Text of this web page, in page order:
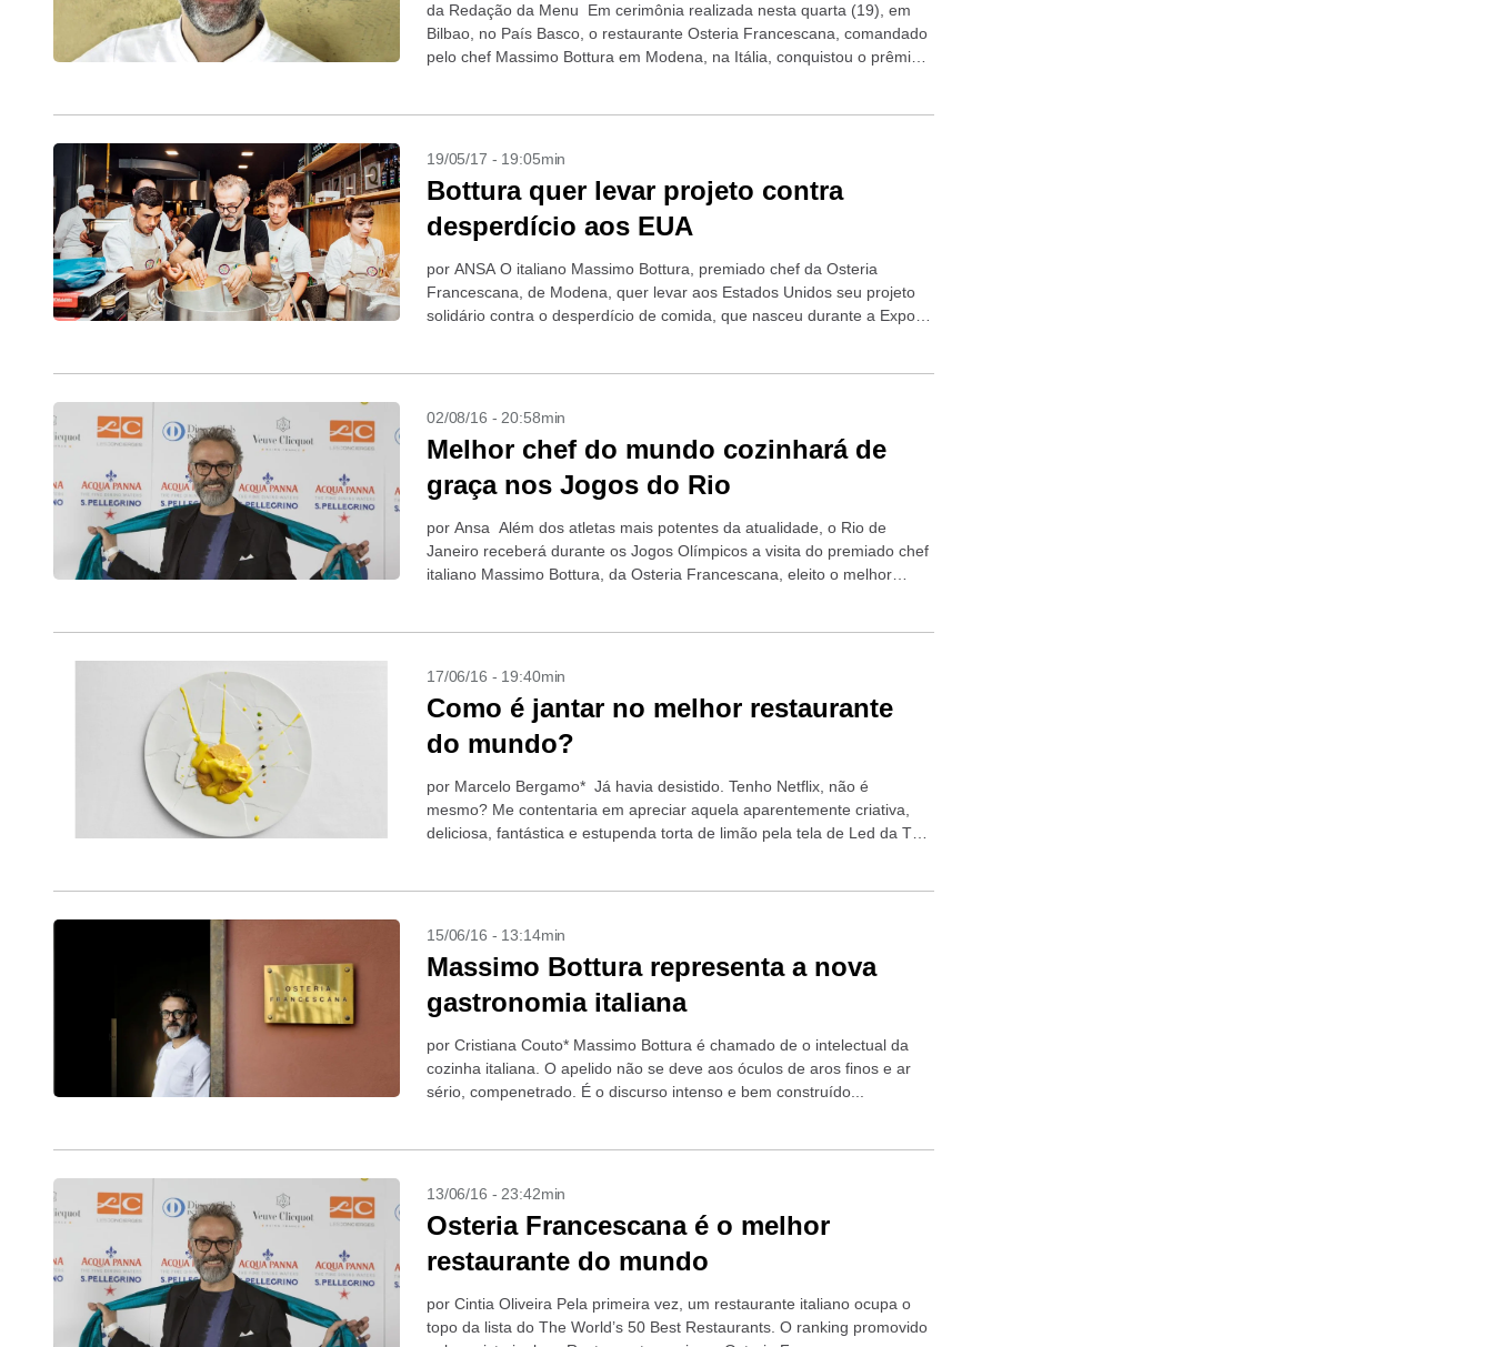
da Redação da Menu Em cerimônia realizada nesta quarta (19), em
Bilbao, no País Basco, o restaurante Osteria Francescana, comandado
pelo chef Massimo Bottura em Modena, na Itália, conquistou o prêmio
19/05/17 - 19:05min
Bottura quer levar projeto contra
desperdício aos EUA
por ANSA O italiano Massimo Bottura, premiado chef da Osteria
Francescana, de Modena, quer levar aos Estados Unidos seu projeto
solidário contra o desperdício de comida, que nasceu durante a Expo
02/08/16 - 20:58min
Melhor chef do mundo cozinhará de
graça nos Jogos do Rio
por Ansa Além dos atletas mais potentes da atualidade, o Rio de
Janeiro receberá durante os Jogos Olímpicos a visita do premiado chef
italiano Massimo Bottura, da Osteria Francescana, eleito o melhor
17/06/16 - 19:40min
Como é jantar no melhor restaurante
do mundo?
por Marcelo Bergamo* Já havia desistido. Tenho Netflix, não é
mesmo? Me contentaria em apreciar aquela aparentemente criativa,
deliciosa, fantástica e estupenda torta de limão pela tela de Led da TV.
15/06/16 - 13:14min
Massimo Bottura representa a nova
gastronomia italiana
por Cristiana Couto* Massimo Bottura é chamado de o intelectual da
cozinha italiana. O apelido não se deve aos óculos de aros finos e ar
sério, compenetrado. É o discurso intenso e bem construído...
13/06/16 - 23:42min
Osteria Francescana é o melhor
restaurante do mundo
por Cintia Oliveira Pela primeira vez, um restaurante italiano ocupa o
topo da lista do The World’s 50 Best Restaurants. O ranking promovido